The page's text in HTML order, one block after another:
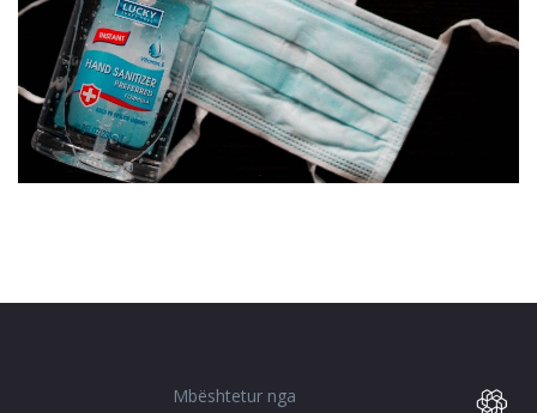
Mbështetur nga